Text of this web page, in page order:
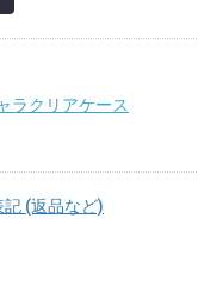
ラクリアケース
(返品など)